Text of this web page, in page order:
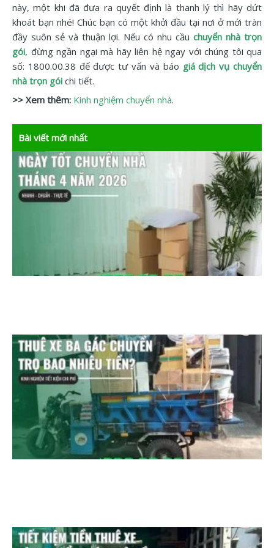
này, một khi đã đưa ra quyết định là thanh lý thì hãy dứt
khoát bạn nhé! Chúc bạn có một khởi đầu tại nơi ở mới tràn
đầy suôn sẻ và thuận lợi. Nếu có nhu cầu chuyển nhà trọn
gói, đừng ngần ngại mà hãy liên hệ ngay với chúng tôi qua
số: 1800.00.38 để được tư vấn và báo giá dịch vụ chuyển
nhà trọn gói chi tiết.
>> Xem thêm: Kinh nghiệm chuyển nhà.
Bài viết mới nhất